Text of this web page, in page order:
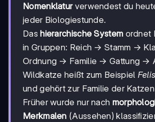
Nomenklaturverwendest du
jeder Biologiestunde.
Dashierarchische System ordnet
in Gruppen: Reich → Stamm →
Ordnung → Familie → Gattung →
Wildkatze heißt zum Beispiel
und gehört zur Familie der
Früher wurde nur nach
Merkmalen (Aussehen)